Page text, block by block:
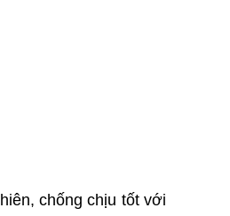
chống chịu tốt với